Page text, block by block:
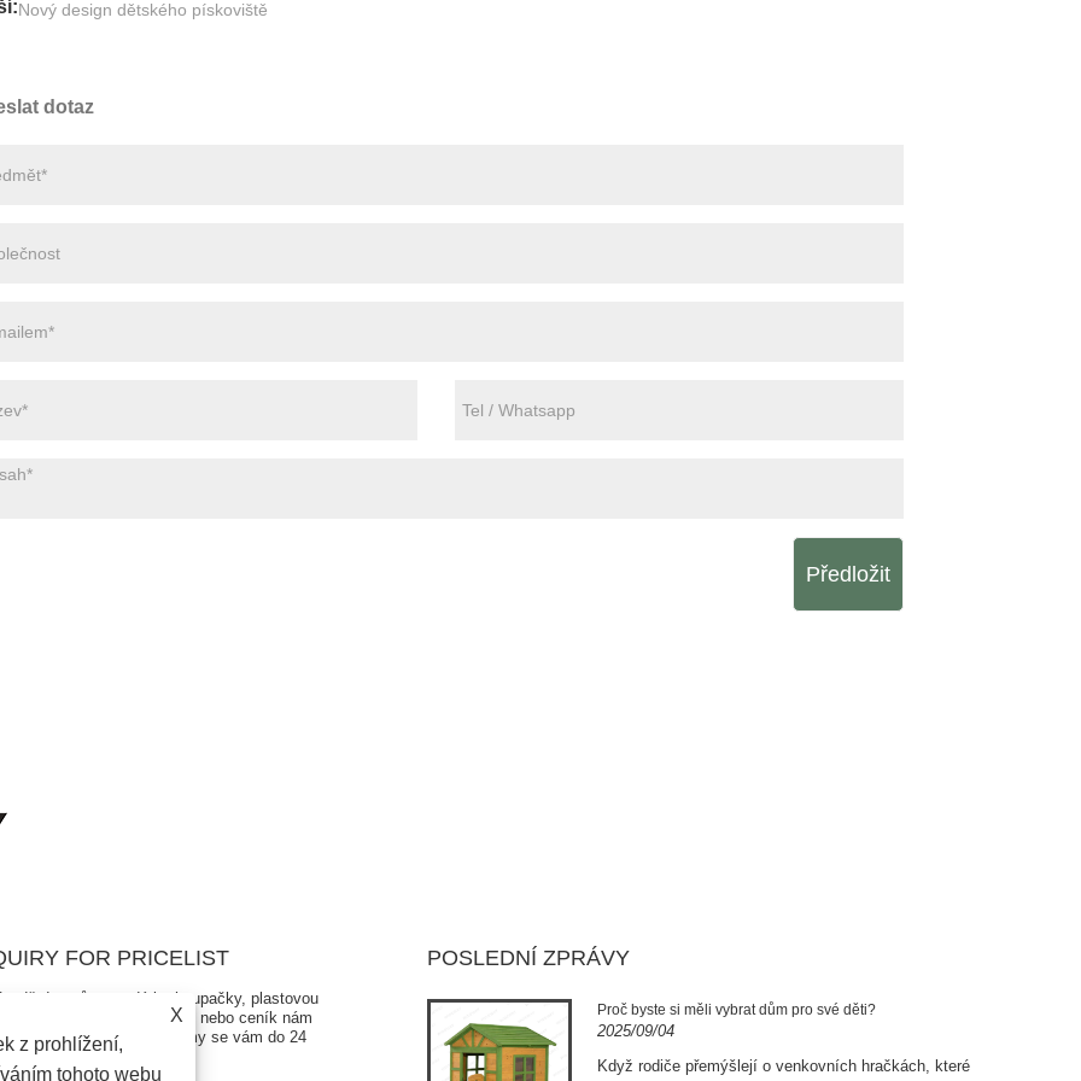
Nový design dětského pískoviště
dotaz
Předložit
FOR PRICELIST
dotazů na sedátko houpačky, plastovou
kování pro houpačku nebo ceník nám
zanechte svůj e-mail a my se vám do 24
ozveme.
POSLEDNÍ ZPRÁVY
Je dětská houpačka bezpečná?
2024/10/12
Když si vaše děti hrají na houpačce venku, největším
Proč byste si měli vybrat dům pro své děti?
2025/09/04
Když rodiče přemýšlejí o venkovních hračkách, které
X
z prohlížení,
tohoto webu